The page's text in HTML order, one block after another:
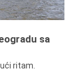
sa
ritam.